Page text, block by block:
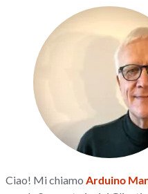
Ciao! Mi chiamo Arduino